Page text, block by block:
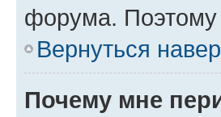
форума. Поэтому
Вернуться
Почему мне